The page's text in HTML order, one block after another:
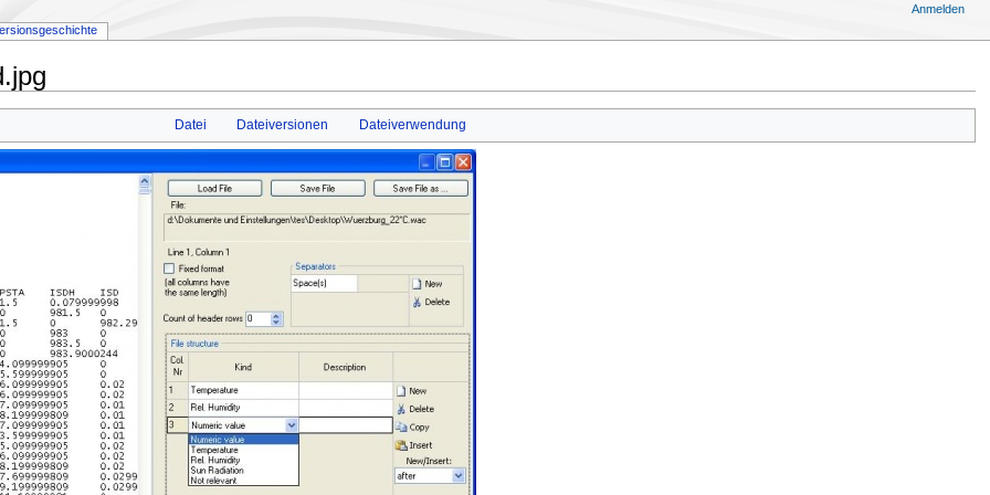
Datei Dateiversionen Dateiverwendung
Anmelden